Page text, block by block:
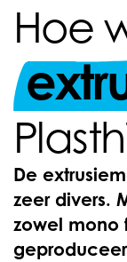
Hoe
De
zeer divers.
zowel mono